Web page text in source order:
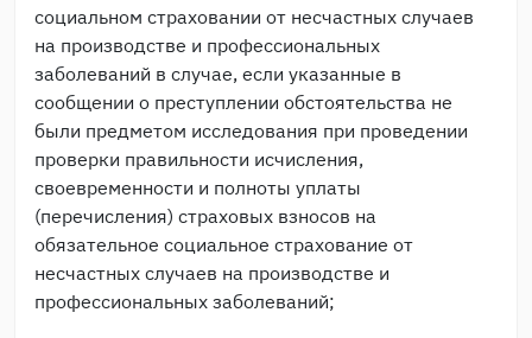
социальном страховании от несчастных случаев
на производстве и профессиональных
заболеваний в случае, если указанные в
сообщении о преступлении обстоятельства не
были предметом исследования при проведении
проверки правильности исчисления,
своевременности и полноты уплаты
(перечисления) страховых взносов на
обязательное социальное страхование от
несчастных случаев на производстве и
профессиональных заболеваний;